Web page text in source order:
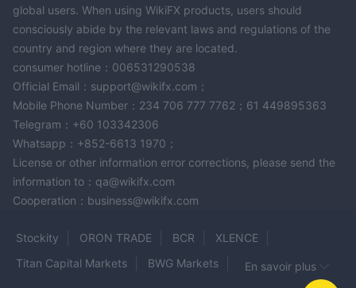
global users. When using WikiFX products, users should
consciously abide by the relevant laws and regulations of the
country and region where they are located.
consumer hotline：006531290538
Official Email：support@wikifx.com；
Mobile Phone Number：234 706 777 7762；61 449895363
Telegram：+60 103342306
Whatsapp：+852-6613 1970；
License or other information error corrections, please send the
information to：qa@wikifx.com
Cooperation：business@wikifx.com
Stockity ORON TRADE BCR
XLENCE
Titan Capital Markets
BWG Markets
En savoir plus